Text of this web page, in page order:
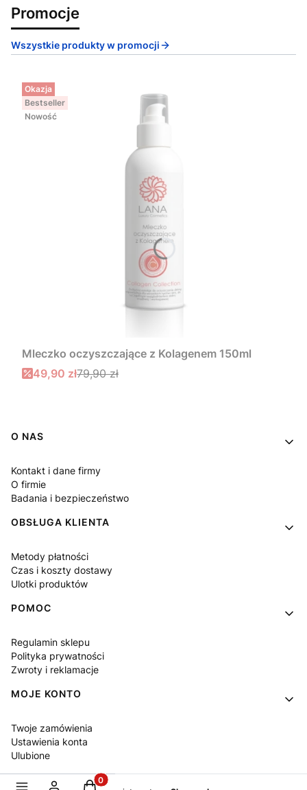
Promocje
Wszystkie produkty w promocji
Okazja
Bestseller
Nowość
Mleczko oczyszczające z Kolagenem 150ml
49,90 zł79,90 zł
Linki w stopce
O NAS
Kontakt i dane firmy
O firmie
Badania i bezpieczeństwo
OBSŁUGA KLIENTA
Metody płatności
Czas i koszty dostawy
Ulotki produktów
POMOC
Regulamin sklepu
Polityka prywatności
Zwroty i reklamacje
MOJE KONTO
Twoje zamówienia
Ustawienia konta
Ulubione
Produkty w koszyku: 0. Zobacz szczegóły